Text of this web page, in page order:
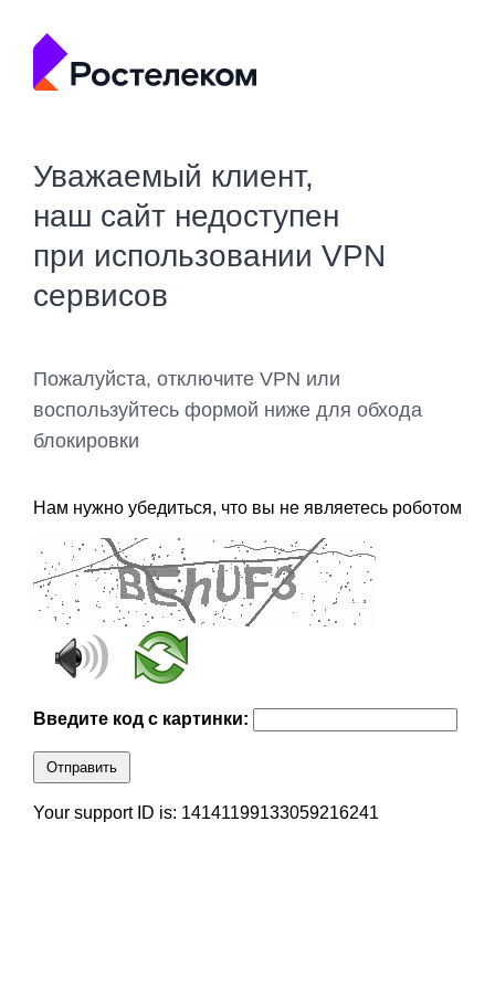
Уважаемый клиент,
наш сайт недоступен
при использовании VPN
сервисов
Пожалуйста, отключите VPN или
воспользуйтесь формой ниже для обхода
блокировки
Нам нужно убедиться, что вы не являетесь роботом
Введите код с картинки:
Отправить
Your support ID is: 14141199133059216241